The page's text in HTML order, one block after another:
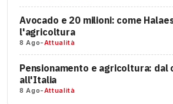
Avocado e 20 milioni: come
l'agricoltura
8 Ago-Attualità
Pensionamento e agricoltura: dal
all'Italia
8 Ago-Attualità